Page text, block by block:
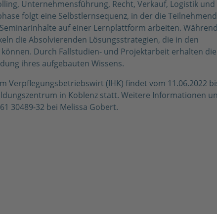
Unternehmensführung, Recht, Verkauf, Logistik und
folgt eine Selbstlernsequenz, in der die
auf einer Lernplattform arbeiten. Während
die Absolvierenden Lösungsstrategien, die in den
Durch Fallstudien- und Projektarbeit erhalten die
ihres aufgebauten Wissens.
Verpflegungsbetriebswirt (IHK) findet vom 11.06.2022
in Koblenz statt. Weitere Informationen
30489-32 bei Melissa Gobert.